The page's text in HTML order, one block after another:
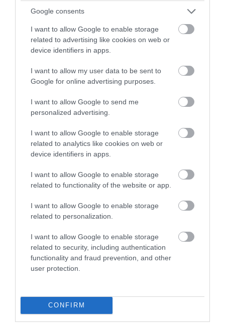
Google consents
I want to allow Google to enable storage
related to advertising like cookies on web or
device identifiers in apps.
I want to allow my user data to be sent to
Google for online advertising purposes.
I want to allow Google to send me
personalized advertising.
I want to allow Google to enable storage
related to analytics like cookies on web or
device identifiers in apps.
I want to allow Google to enable storage
related to functionality of the website or app.
I want to allow Google to enable storage
related to personalization.
I want to allow Google to enable storage
related to security, including authentication
functionality and fraud prevention, and other
user protection.
CONFIRM
PRONEWS.GR / ΕΛΛΗΝΙΚΟ ΠΟΔΟΣΦΑΙΡΟ
ΠΑΟΚ: Επίσημη η επιστροφή του
Δ.Γιαννούλη με φοβερό βίντεο –
06.08.2026 | 14:12
PRONEWS.GR /ΠΑΡΑΣΚΗΝΙΟ
Πέθανε στα 38 του ο γιος του Μαρκ Χιουζ:
θανάτου» που του στέρησε την ζωή